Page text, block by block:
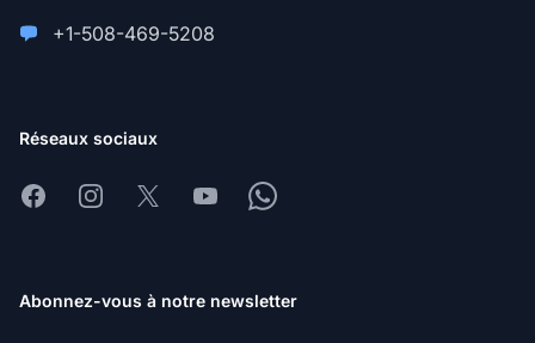
+1-508-469-5208
Réseaux sociaux
FacebookInstagram
X YoutubeWhatsapp
Abonnez-vous à notre newsletter